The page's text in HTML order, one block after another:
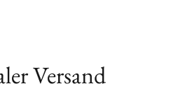
Versand